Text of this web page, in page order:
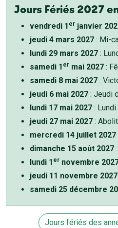
Jours Fériés 2027
vendredi 1 er janvier
jeudi 4 mars 2027 : Mi-
lundi 29 mars 2027 :
samedi 1 er mai 2027 :
samedi 8 mai 2027 :
jeudi 6 mai 2027 : Jeudi
lundi 17 mai 2027 :
jeudi 27 mai 2027 :
mercredi 14 juillet 2027
dimanche 15 août 2027
lundi 1 er novembre
jeudi 11 novembre 2027
samedi 25 décembre
Jours fériés des